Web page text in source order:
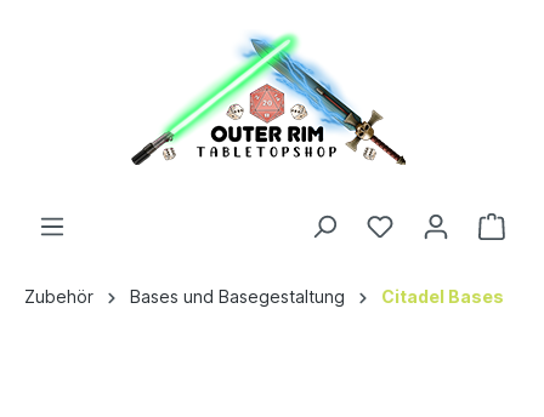
Zubehör Bases und Basegestaltung Citadel Bases